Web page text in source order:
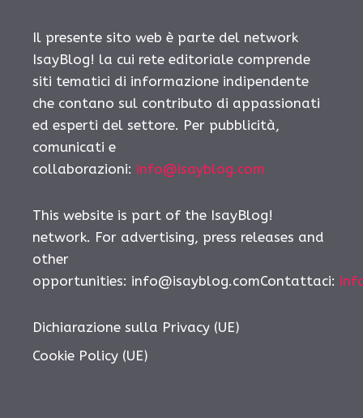
Il presente sito web è parte del network
IsayBlog! la cui rete editoriale comprende
siti tematici di informazione indipendente
che contano sul contributo di appassionati
ed esperti del settore. Per pubblicità,
comunicati e
collaborazioni: info@isayblog.com
This website is part of the IsayBlog!
network. For advertising, press releases and
other
opportunities: info@isayblog.comContattaci:
Dichiarazione sulla Privacy (UE)
Cookie Policy (UE)